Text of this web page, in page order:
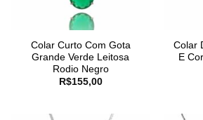
Colar Curto Com Gota
Grande Verde Leitosa
Rodio Negro
R$155,00
Colar
E